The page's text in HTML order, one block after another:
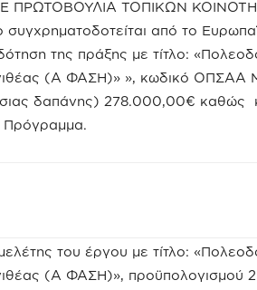
ΤΟΠΙΚΩΝ
από το
της πράξης με τίτλο:
(Α ΦΑΣΗ)» », κωδικό ΟΠΣΑΑ
δαπάνης) 278.000,00€ καθώς
Πρόγραμμα.
του έργου με τίτλο:
(Α ΦΑΣΗ)», προϋπολογισμού